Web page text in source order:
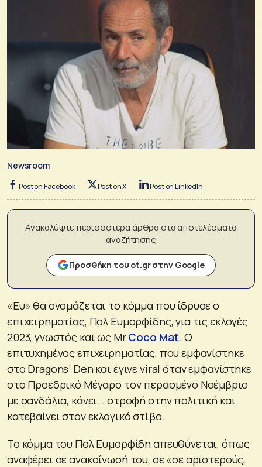
Newsroom
Post on Facebook Post on X Post on LinkedIn
Ανακαλύψτε περισσότερα άρθρα στα αποτελέσματα
αναζήτησης
Προσθήκη του ot.gr στην Google
«Ευ» θα ονομάζεται το κόμμα που ίδρυσε ο
επιχειρηματίας, Πολ Ευμορφίδης, για τις εκλογές
2023, γνωστός και ως MrCoco Mat. Ο
επιτυχημένος επιχειρηματίας, που εμφανίστηκε
στο Dragons’ Den και έγινε viral όταν εμφανίστηκε
στο Προεδρικό Μέγαρο τον περασμένο Νοέμβριο
με σανδάλια, κάνει… στροφή στην πολιτική και
κατεβαίνει στον εκλογικό στίβο.
Το κόμμα του Πολ Ευμορφίδη απευθύνεται, όπως
αναφέρει σε ανακοίνωσή του, σε «σε αριστερούς,